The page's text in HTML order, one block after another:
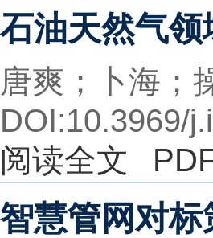
石油天然气
唐爽；卜海；
DOI:10.3969/
阅读全文
智慧管网对标